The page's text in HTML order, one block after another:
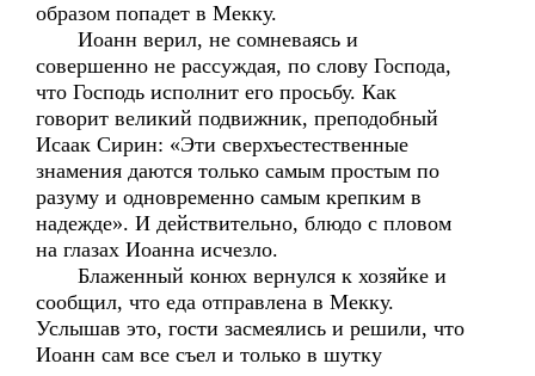
образом попадет в Мекку.
Иоанн верил, не сомневаясь и
совершенно не рассуждая, по слову Господа,
что Господь исполнит его просьбу. Как
говорит великий подвижник, преподобный
Исаак Сирин: «Эти сверхъестественные
знамения даются только самым простым по
разуму и одновременно самым крепким в
надежде». И действительно, блюдо с пловом
на глазах Иоанна исчезло.
Блаженный конюх вернулся к хозяйке и
сообщил, что еда отправлена в Мекку.
Услышав это, гости засмеялись и решили, что
Иоанн сам все съел и только в шутку